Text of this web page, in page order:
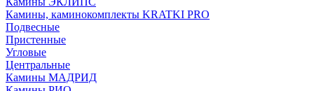
Камины, каминокомплекты KRATKI PRO
Подвесные
Пристенные
Угловые
Центральные
Камины МАДРИД